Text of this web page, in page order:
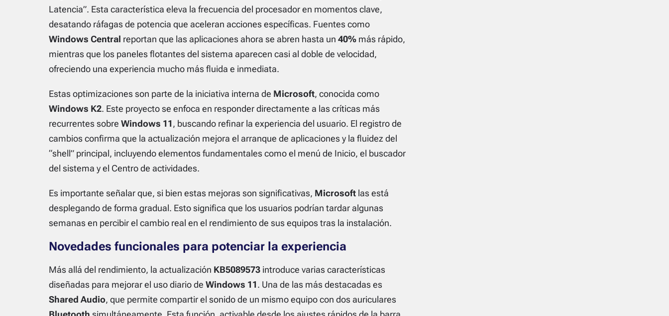
Latencia”. Esta característica eleva la frecuencia del procesador en momentos clave,
desatando ráfagas de potencia que aceleran acciones específicas. Fuentes como
Windows Central reportan que las aplicaciones ahora se abren hasta un 40%más rápido,
mientras que los paneles flotantes del sistema aparecen casi al doble de velocidad,
ofreciendo una experiencia mucho más fluida e inmediata.
Estas optimizaciones son parte de la iniciativa interna de Microsoft, conocida como
Windows K2. Este proyecto se enfoca en responder directamente a las críticas más
recurrentes sobre Windows 11, buscando refinar la experiencia del usuario. El registro de
cambios confirma que la actualización mejora el arranque de aplicaciones y la fluidez del
“shell” principal, incluyendo elementos fundamentales como el menú de Inicio, el buscador
del sistema y el Centro de actividades.
Es importante señalar que, si bien estas mejoras son significativas, Microsoftlas está
desplegando de forma gradual. Esto significa que los usuarios podrían tardar algunas
semanas en percibir el cambio real en el rendimiento de sus equipos tras la instalación.
Novedades funcionales para potenciar la experiencia
Más allá del rendimiento, la actualización KB5089573introduce varias características
diseñadas para mejorar el uso diario de Windows 11. Una de las más destacadas es
Shared Audio, que permite compartir el sonido de un mismo equipo con dos auriculares